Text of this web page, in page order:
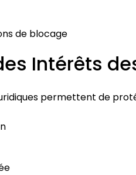
de blocage
Intérêts
permettent de